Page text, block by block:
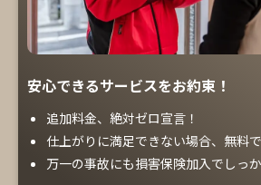
安心できるサービスをお約束！
追加料金、絶対ゼロ宣言！
仕上がりに満足できない場合、無料
万一の事故にも損害保険加入でしっ